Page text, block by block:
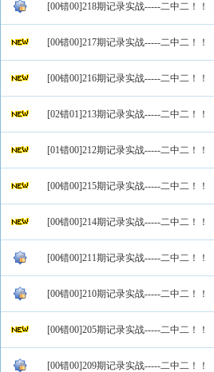
[00错00]218期记录实战-----二中二！！
[00错00]217期记录实战-----二中二！！
[00错00]216期记录实战-----二中二！！
[02错01]213期记录实战-----二中二！！
[01错00]212期记录实战-----二中二！！
[00错00]215期记录实战-----二中二！！
[00错00]214期记录实战-----二中二！！
[00错00]211期记录实战-----二中二！！
[00错00]210期记录实战-----二中二！！
[00错00]205期记录实战-----二中二！！
[00错00]209期记录实战-----二中二！！